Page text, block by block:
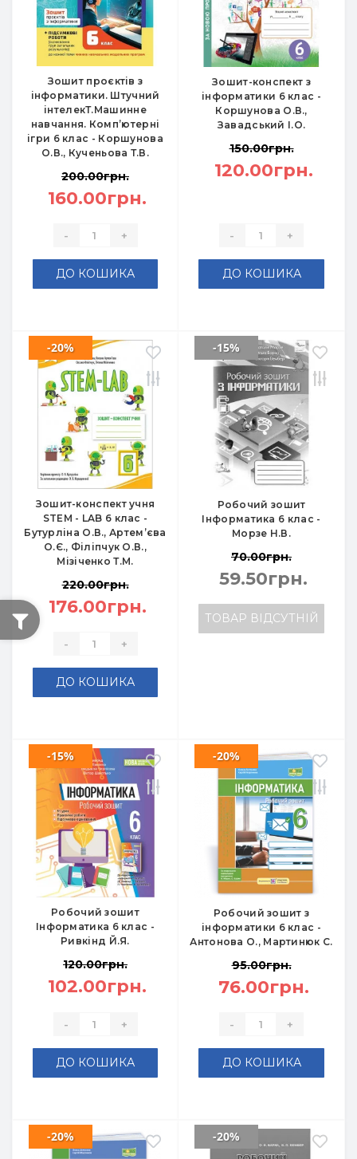
Зошит проєктів з
інформатики. Штучний
інтелекТ.Машинне
навчання. Комп’ютерні
ігри 6 клас - Коршунова
О.В., Кученьова Т.В.
200.00грн.
160.00грн.
- +
ДО КОШИКА
Зошит-конспект з
інформатики 6 клас -
Коршунова О.В.,
Завадський І.О.
150.00грн.
120.00грн.
- +
ДО КОШИКА
Зошит-конспект учня
STEM - LAB 6 клас -
Бутурліна О.В., Артем’єва
О.Є., Філіпчук О.В.,
Мізіченко Т.М.
-20%
220.00грн.
176.00грн.
- +
ДО КОШИКА
Робочий зошит
Інформатика 6 клас -
Морзе Н.В.
-15%
70.00грн.
59.50грн.
ТОВАР ВІДСУТНІЙ
Робочий зошит
Інформатика 6 клас -
Ривкінд Й.Я.
-15%
120.00грн.
102.00грн.
- +
ДО КОШИКА
Робочий зошит з
інформатики 6 клас -
Антонова О., Мартинюк С.
-20%
95.00грн.
76.00грн.
- +
ДО КОШИКА
-20% -20%